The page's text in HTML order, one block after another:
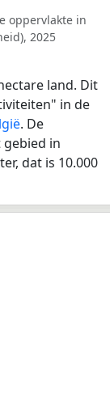
oppervlakte in
2025
land. Dit
in de
. De
in
dat is 10.000